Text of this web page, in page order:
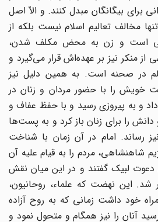
براى بیگانگان مبدل کنند. و الاّ اصل
مخالف تعالیم اسلام نیست بلکه از
است و زن به محض مکلف شدن،
منکر نیز بر عهده‌اش قرار مى‌گیرد و
در صحنه است. به همین دلیل نیز
را با حضور مردان و زنان در
و به پیروزى رسید و با حفظ عفاف و
را براى زنان باز کرد و به پست‌ها
امام در آن زمان با شناخت
مردم را به قیام علیه آن
لبیک گفتند و در این میان نقش
این نهضت که علماء، روحانیون،
خود داشت زمانى که به روح آزاده
آنان را نیز همگام و متحول نمود و